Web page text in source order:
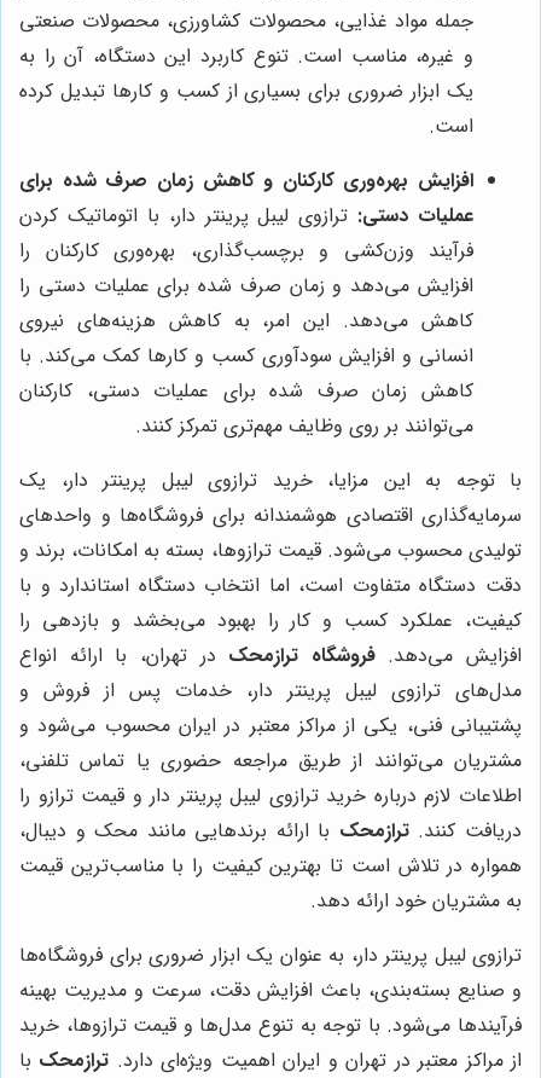
جمله مواد غذایی، محصولات کشاورزی، محصولات صنعتی
و غیره، مناسب است. تنوع کاربرد این دستگاه، آن را به
یک ابزار ضروری برای بسیاری از کسب و کارها تبدیل کرده
است.
افزایش بهره‌وری کارکنان و کاهش زمان صرف شده برای
عملیات دستی: ترازوی لیبل پرینتر دار، با اتوماتیک کردن
فرآیند وزن‌کشی و برچسب‌گذاری، بهره‌وری کارکنان را
افزایش می‌دهد و زمان صرف شده برای عملیات دستی را
کاهش می‌دهد. این امر، به کاهش هزینه‌های نیروی
انسانی و افزایش سودآوری کسب و کارها کمک می‌کند. با
کاهش زمان صرف شده برای عملیات دستی، کارکنان
می‌توانند بر روی وظایف مهم‌تری تمرکز کنند.
با توجه به این مزایا، خرید ترازوی لیبل پرینتر دار، یک
سرمایه‌گذاری اقتصادی هوشمندانه برای فروشگاه‌ها و واحدهای
تولیدی محسوب می‌شود. قیمت ترازوها، بسته به امکانات، برند و
دقت دستگاه متفاوت است، اما انتخاب دستگاه استاندارد و با
کیفیت، عملکرد کسب و کار را بهبود می‌بخشد و بازدهی را
افزایش می‌دهد.فروشگاه ترازمحک در تهران، با ارائه انواع
مدل‌های ترازوی لیبل پرینتر دار، خدمات پس از فروش و
پشتیبانی فنی، یکی از مراکز معتبر در ایران محسوب می‌شود و
مشتریان می‌توانند از طریق مراجعه حضوری یا تماس تلفنی،
اطلاعات لازم درباره خرید ترازوی لیبل پرینتر دار و قیمت ترازو را
دریافت کنند.ترازمحک با ارائه برندهایی مانند محک و دیبال،
همواره در تلاش است تا بهترین کیفیت را با مناسب‌ترین قیمت
به مشتریان خود ارائه دهد.
ترازوی لیبل پرینتر دار، به عنوان یک ابزار ضروری برای فروشگاه‌ها
و صنایع بسته‌بندی، باعث افزایش دقت، سرعت و مدیریت بهینه
فرآیندها می‌شود. با توجه به تنوع مدل‌ها و قیمت ترازوها، خرید
از مراکز معتبر در تهران و ایران اهمیت ویژه‌ای دارد. ترازمحک با